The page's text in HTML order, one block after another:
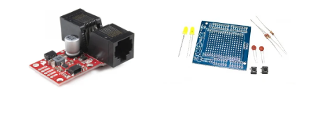
Suruburi, Piulite, Conectare
Platforme de dezvoltare
Arduino
Raspberry